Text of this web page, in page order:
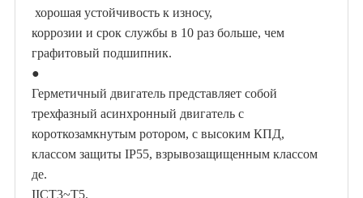
хорошая устойчивость к износу,
коррозии и срок службы в 10 раз больше, чем
графитовый подшипник.
●
Герметичный двигатель представляет собой
трехфазный асинхронный двигатель с
короткозамкнутым ротором, с высоким КПД,
классом защиты IP55, взрывозащищенным классом
де.
IIСТ3~Т5.